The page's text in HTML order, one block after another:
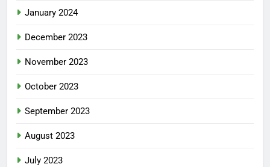
January 2024
December 2023
November 2023
October 2023
September 2023
August 2023
July 2023